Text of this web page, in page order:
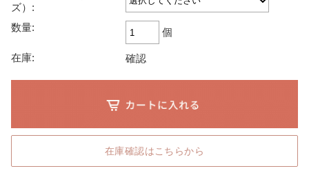
ズ）:
数量:
個
在庫: 確認
在庫確認はこちらから